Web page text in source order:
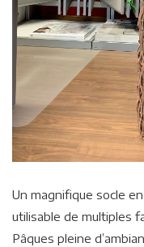
Un magnifique socle
utilisable de multiples
Pâques pleine